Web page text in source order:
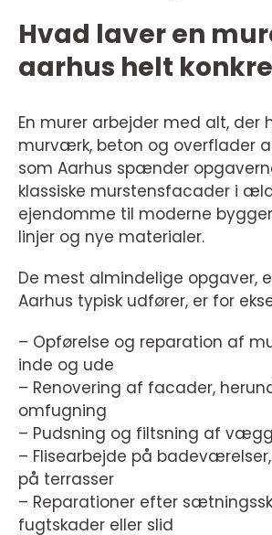
Hvad laver en
aarhus helt
En murer arbejder med alt, der
murværk, beton og overflader
som Aarhus spænder
klassiske murstensfacader i
ejendomme til moderne
linjer og nye materialer.
De mest almindelige opgaver,
Aarhus typisk udfører, er for
– Opførelse og reparation af
inde og ude
– Renovering af facader,
omfugning
– Pudsning og filtsning af
– Flisearbejde på
på terrasser
– Reparationer efter
fugtskader eller slid